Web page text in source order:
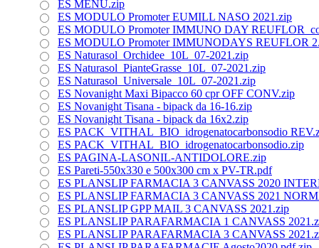
ES MENU.zip
ES MODULO Promoter EUMILL NASO 2021.zip
ES MODULO Promoter IMMUNO DAY
ES MODULO Promoter IMMUNODAYS REUFLOR
ES Naturasol_Orchidee_10L_07-2021.zip
ES Naturasol_PianteGrasse_10L_07-2021.zip
ES Naturasol_Universale_10L_07-2021.zip
ES Novanight Maxi Bipacco 60 cpr OFF CONV.zip
ES Novanight Tisana - bipack da 16-16.zip
ES Novanight Tisana - bipack da 16x2.zip
ES PACK_VITHAL_BIO_idrogenatocarbonsodio
ES PACK_VITHAL_BIO_idrogenatocarbonsodio.zip
ES PAGINA-LASONIL-ANTIDOLORE.zip
ES Pareti-550x330 e 500x300 cm x PV-TR.pdf
ES PLANSLIP FARMACIA 3 CANVASS 2020
ES PLANSLIP FARMACIA 3 CANVASS 2021
ES PLANSLIP GPP MAIL 3 CANVASS 2021.zip
ES PLANSLIP PARAFARMACIA 1 CANVASS
ES PLANSLIP PARAFARMACIA 3 CANVASS